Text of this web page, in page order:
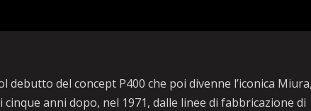
debutto del concept P400 che poi divenne l’iconica
cinque anni dopo, nel 1971, dalle linee di fabbricazione di